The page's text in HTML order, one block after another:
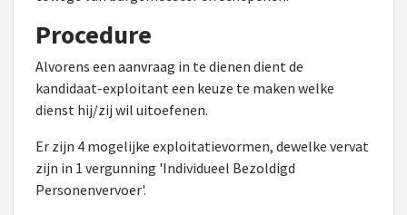
Procedure
Alvorens een aanvraag in te dienen dient de
kandidaat-exploitant een keuze te maken welke
dienst hij/zij wil uitoefenen.
Er zijn 4 mogelijke exploitatievormen, dewelke vervat
zijn in 1 vergunning 'Individueel Bezoldigd
Personenvervoer'.